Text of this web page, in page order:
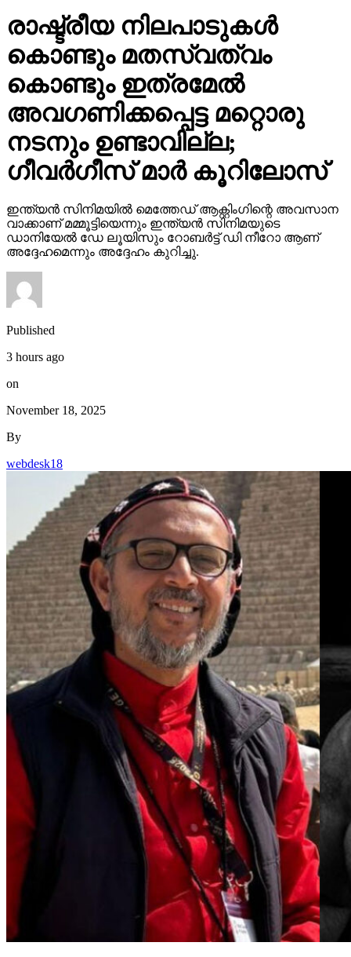
രാഷ്ട്രീയ നിലപാടുകള്‍
കൊണ്ടും മതസ്വത്വം
കൊണ്ടും ഇത്രമേല്‍
അവഗണിക്കപ്പെട്ട മറ്റൊരു
നടനും ഉണ്ടാവില്ല;
ഗീവര്‍ഗീസ് മാര്‍ കൂറിലോസ്
ഇന്ത്യന്‍ സിനിമയില്‍ മെത്തേഡ് ആക്റ്റിംഗിന്റെ അവസാന
വാക്കാണ് മമ്മൂട്ടിയെന്നും ഇന്ത്യന്‍ സിനിമയുടെ
ഡാനിയേല്‍ ഡേ ലൂയിസും റോബര്‍ട്ട് ഡി നീറോ ആണ്
അദ്ദേഹമെന്നും അദ്ദേഹം കുറിച്ചു.
Published
3 hours ago
on
November 18, 2025
By
webdesk18